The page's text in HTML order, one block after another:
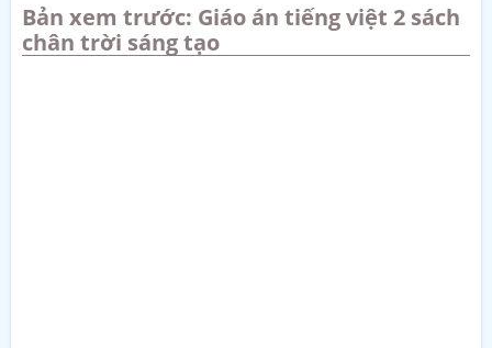
Bản xem trước: Giáo án tiếng việt 2 sách
chân trời sáng tạo